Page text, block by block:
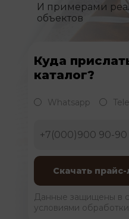
И примерами
объектов
Куда
каталог?
Whatsapp
Данные защищены в
условиями обработки